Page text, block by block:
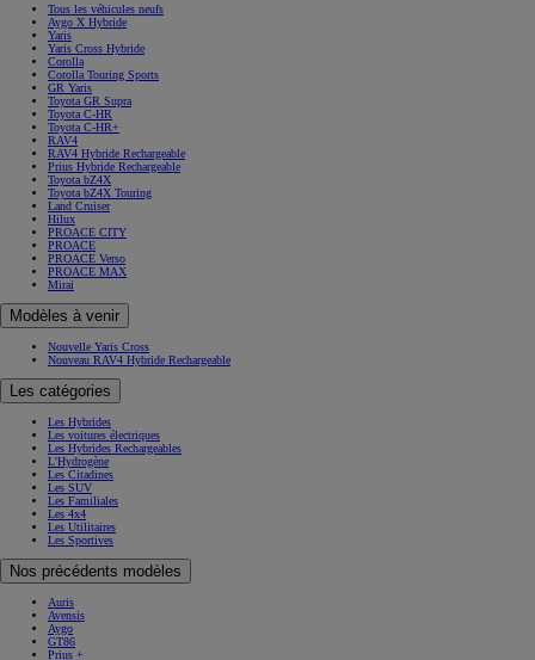
Tous les véhicules neufs
Aygo X Hybride
Yaris
Yaris Cross Hybride
Corolla
Corolla Touring Sports
GR Yaris
Toyota GR Supra
Toyota C-HR
Toyota C-HR+
RAV4
RAV4 Hybride Rechargeable
Prius Hybride Rechargeable
Toyota bZ4X
Toyota bZ4X Touring
Land Cruiser
Hilux
PROACE CITY
PROACE
PROACE Verso
PROACE MAX
Mirai
Modèles à venir
Nouvelle Yaris Cross
Nouveau RAV4 Hybride Rechargeable
Les catégories
Les Hybrides
Les voitures électriques
Les Hybrides Rechargeables
L'Hydrogène
Les Citadines
Les SUV
Les Familiales
Les 4x4
Les Utilitaires
Les Sportives
Nos précédents modèles
Auris
Avensis
Aygo
GT86
Prius +